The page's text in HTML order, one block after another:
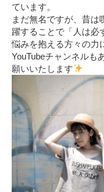
ています。
まだ無名ですが、昔
躍することで「人は必
悩みを抱える方々の力
YouTubeチャンネルも
願いいたします